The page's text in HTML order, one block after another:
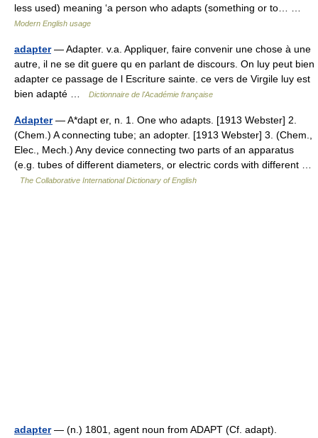
less used) meaning ‘a person who adapts (something or to… …
Modern English usage
adapter— Adapter. v.a. Appliquer, faire convenir une chose à une
autre, il ne se dit guere qu en parlant de discours. On luy peut bien
adapter ce passage de l Escriture sainte. ce vers de Virgile luy est
bien adapté …
Dictionnaire de l'Académie française
Adapter— A*dapt er, n. 1. One who adapts. [1913 Webster] 2.
(Chem.) A connecting tube; an adopter. [1913 Webster] 3. (Chem.,
Elec., Mech.) Any device connecting two parts of an apparatus
(e.g. tubes of different diameters, or electric cords with different …
The Collaborative International Dictionary of English
adapter— (n.) 1801, agent noun from ADAPT (Cf. adapt).